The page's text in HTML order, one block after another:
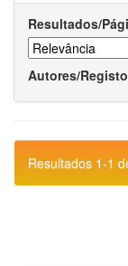
Resultados/
Autores/Registo
Resultados 1-1